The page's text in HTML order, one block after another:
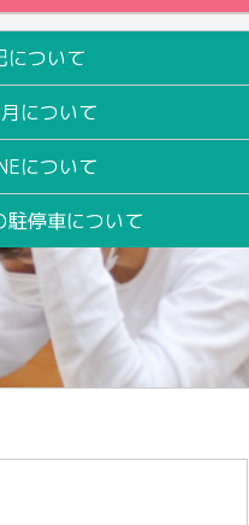
について
について
について
駐停車について